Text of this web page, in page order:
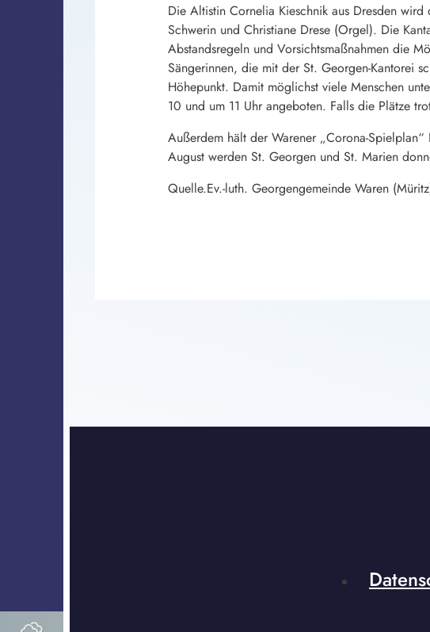
Die Altistin Cornelia Kieschnik aus Dresden
Schwerin und Christiane Drese (Orgel). Die
Abstandsregeln und Vorsichtsmaßnahmen die
Sängerinnen, die mit der St. Georgen-Kantorei
Höhepunkt. Damit möglichst viele Menschen
10 und um 11 Uhr angeboten. Falls die Plätze
Außerdem hält der Warener „Corona-
August werden St. Georgen und St. Marien
Quelle.Ev.-luth. Georgengemeinde Waren